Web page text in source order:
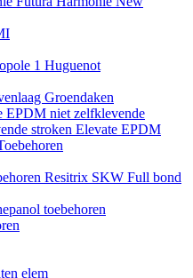
1 Huguenot
Groendaken
EPDM niet zelfklevende
stroken Elevate EPDM
Resitrix SKW Full bond
toebehoren
elem